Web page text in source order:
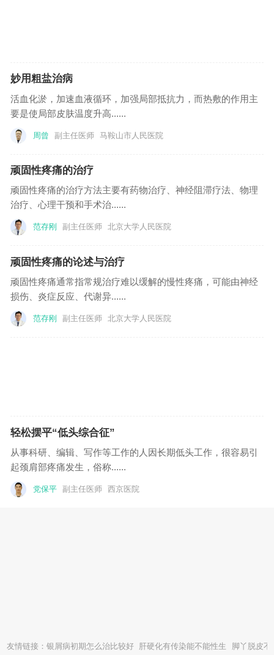
妙用粗盐治病
活血化淤，加速血液循环，加强局部抵抗力，而热敷的作用主
要是使局部皮肤温度升高......
周曾 副主任医师 马鞍山市人民医院
顽固性疼痛的治疗
顽固性疼痛的治疗方法主要有药物治疗、神经阻滞疗法、物理
治疗、心理干预和手术治......
范存刚 副主任医师 北京大学人民医院
顽固性疼痛的论述与治疗
顽固性疼痛通常指常规治疗难以缓解的慢性疼痛，可能由神经
损伤、炎症反应、代谢异......
范存刚 副主任医师 北京大学人民医院
轻松摆平“低头综合征”
从事科研、编辑、写作等工作的人因长期低头工作，很容易引
起颈肩部疼痛发生，俗称......
党保平 副主任医师 西京医院
友情链接：银屑病初期怎么治比较好 肝硬化有传染能不能性生
脚丫脱皮